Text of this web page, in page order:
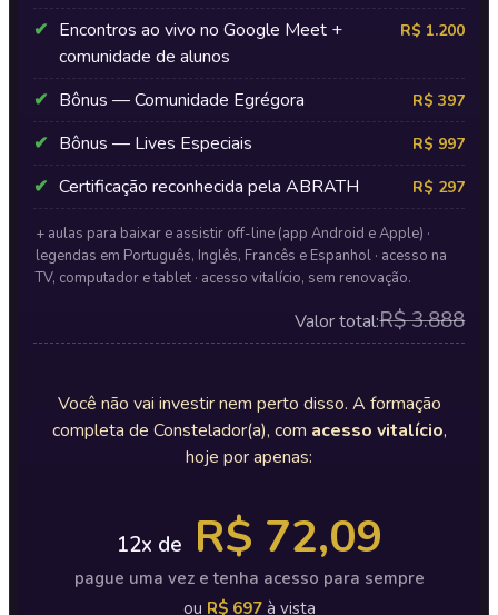
✔ Encontros ao vivo no Google Meet +
comunidade de alunos
R$ 1.200
✔ Bônus — Comunidade Egrégora R$ 397
✔ Bônus — Lives Especiais R$ 997
✔ Certificação reconhecida pela ABRATH R$ 297
+ aulas para baixar e assistir off-line (app Android e Apple) ·
legendas em Português, Inglês, Francês e Espanhol · acesso na
TV, computador e tablet · acesso vitalício, sem renovação.
Valor total:R$ 3.888
Você não vai investir nem perto disso. A formação
completa de Constelador(a), com acesso vitalício,
hoje por apenas:
12x de R$ 72,09
pague uma vez e tenha acesso para sempre
ou R$ 697à vista